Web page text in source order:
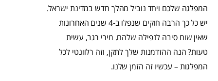
המפלגה שלכם ויחד נוביל מהלך חדש במדינת ישראל.
יש כל כך הרבה חוקים שנפלו ב-4 שנים האחרונות
שאין שום סיבה לנפילה שלהם. מירי רגב, עשית
טעות? הנה ההזדמנות שלך לתקן, וזה רלוונטי לכל
המפלגות – עכשיו זה הזמן שלנו.